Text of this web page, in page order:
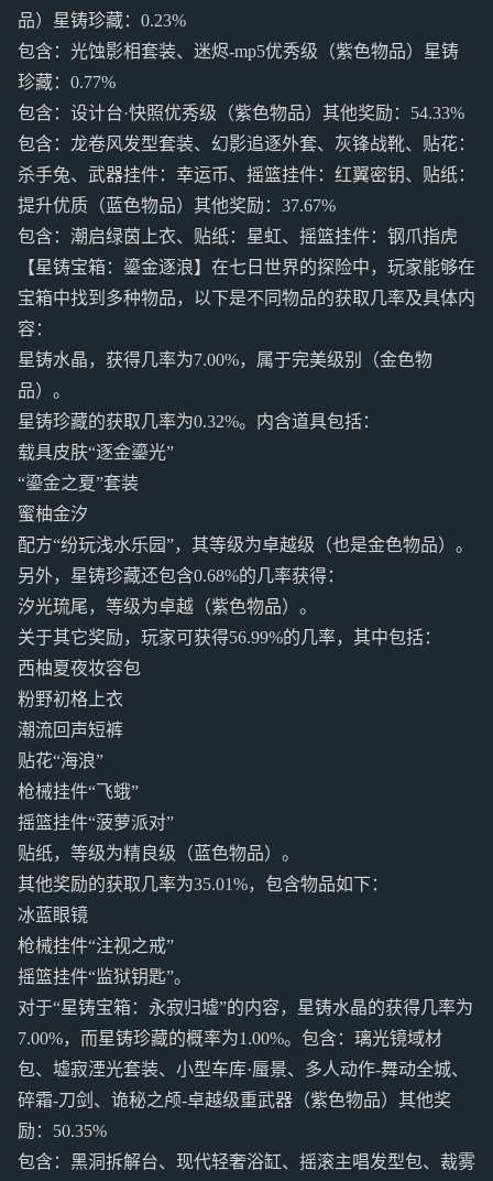
品）星铸珍藏：0.23%
包含：光蚀影相套装、迷烬-mp5优秀级（紫色物品）星铸
珍藏：0.77%
包含：设计台·快照优秀级（紫色物品）其他奖励：54.33%
包含：龙卷风发型套装、幻影追逐外套、灰锋战靴、贴花：
杀手兔、武器挂件：幸运币、摇篮挂件：红翼密钥、贴纸：
提升优质（蓝色物品）其他奖励：37.67%
包含：潮启绿茵上衣、贴纸：星虹、摇篮挂件：钢爪指虎
【星铸宝箱：鎏金逐浪】在七日世界的探险中，玩家能够在
宝箱中找到多种物品，以下是不同物品的获取几率及具体内
容：
星铸水晶，获得几率为7.00%，属于完美级别（金色物
品）。
星铸珍藏的获取几率为0.32%。内含道具包括：
载具皮肤“逐金鎏光”
“鎏金之夏”套装
蜜柚金汐
配方“纷玩浅水乐园”，其等级为卓越级（也是金色物品）。
另外，星铸珍藏还包含0.68%的几率获得：
汐光琉尾，等级为卓越（紫色物品）。
关于其它奖励，玩家可获得56.99%的几率，其中包括：
西柚夏夜妆容包
粉野初格上衣
潮流回声短裤
贴花“海浪”
枪械挂件“飞蛾”
摇篮挂件“菠萝派对”
贴纸，等级为精良级（蓝色物品）。
其他奖励的获取几率为35.01%，包含物品如下：
冰蓝眼镜
枪械挂件“注视之戒”
摇篮挂件“监狱钥匙”。
对于“星铸宝箱：永寂归墟”的内容，星铸水晶的获得几率为
7.00%，而星铸珍藏的概率为1.00%。包含：璃光镜域材
包、墟寂湮光套装、小型车库·蜃景、多人动作-舞动全城、
碎霜-刀剑、诡秘之颅-卓越级重武器（紫色物品）其他奖
励：50.35%
包含：黑洞拆解台、现代轻奢浴缸、摇滚主唱发型包、裁雾